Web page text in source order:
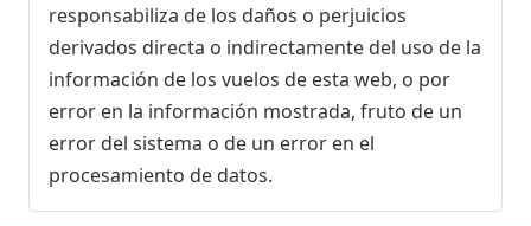
responsabiliza de los daños o perjuicios
derivados directa o indirectamente del uso de la
información de los vuelos de esta web, o por
error en la información mostrada, fruto de un
error del sistema o de un error en el
procesamiento de datos.